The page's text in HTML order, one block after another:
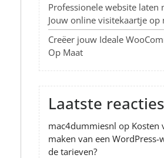
Professionele website laten
Jouw online visitekaartje op
Creëer jouw Ideale
Op Maat
Laatste reacties
mac4dummiesnl op Kosten
maken van een WordPress-
de tarieven?